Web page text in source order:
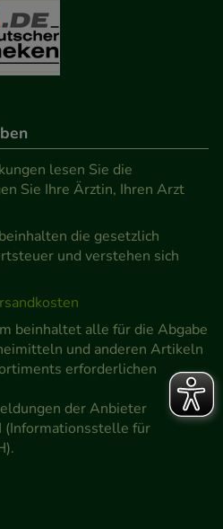
lesen Sie die
Sie Ihre Ärztin, Ihren Arzt
die gesetzlich
und verstehen sich
beinhaltet alle für die Abgabe
und anderen Artikeln
erforderlichen
der Anbieter
(Informationsstelle für